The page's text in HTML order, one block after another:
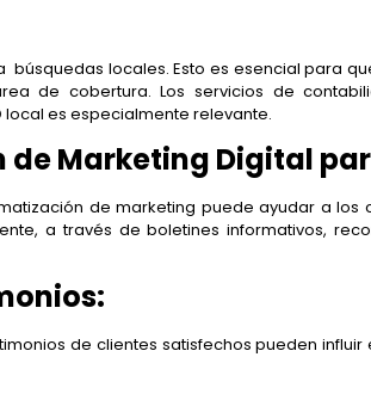
búsquedas locales. Esto es esencial para
de cobertura. Los servicios de
local es especialmente relevante.
Marketing Digital
de marketing puede ayudar a
a través de boletines informativos,
de clientes satisfechos pueden